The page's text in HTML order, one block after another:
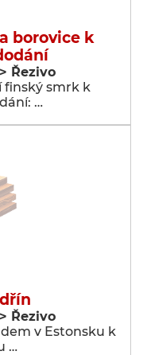
borovice k
Řezivo
finský smrk k
…
Řezivo
v Estonsku k
…